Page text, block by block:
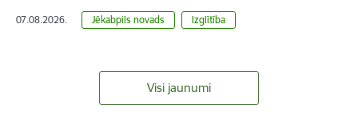
07.08.2026. Jēkabpils novads Izglītība
Visi jaunumi